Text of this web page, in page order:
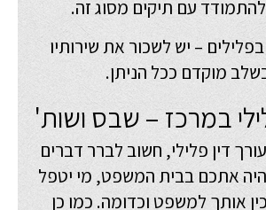
להתמודד עם תיקים מסוג זה.
– יש לשכור את שירותיו
מוקדם ככל הניתן.
במרכז – שבס ושות'
דין פלילי, חשוב לברר דברים
אתכם בבית המשפט, מי יטפל
אותך למשפט וכדומה. כמו כן